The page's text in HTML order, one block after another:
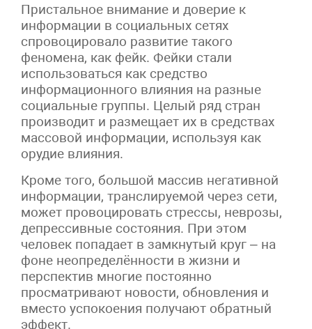
Пристальное внимание и доверие к
информации в социальных сетях
спровоцировало развитие такого
феномена, как фейк. Фейки стали
использоваться как средство
информационного влияния на разные
социальные группы. Целый ряд стран
производит и размещает их в средствах
массовой информации, используя как
орудие влияния.
Кроме того, большой массив негативной
информации, транслируемой через сети,
может провоцировать стрессы, неврозы,
депрессивные состояния. При этом
человек попадает в замкнутый круг – на
фоне неопределённости в жизни и
перспектив многие постоянно
просматривают новости, обновления и
вместо успокоения получают обратный
эффект.